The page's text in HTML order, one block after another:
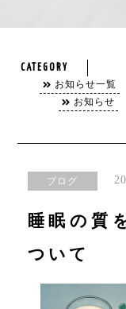
CATEGORY
お知らせ一覧
お知らせ
ブログ
睡眠の質
ついて